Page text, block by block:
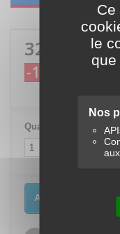
Ce
le
Nos
32,71 €
-10%
Quantité
Ajouter au panier